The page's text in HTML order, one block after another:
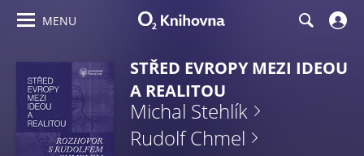
MENU
STŘED EVROPY MEZI IDEOU
A REALITOU
Michal Stehlík
Rudolf Chmel